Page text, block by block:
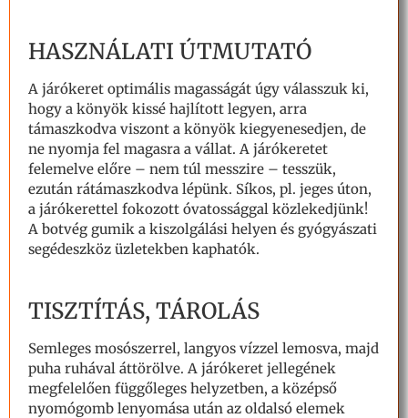
HASZNÁLATI ÚTMUTATÓ
A járókeret optimális magasságát úgy válasszuk ki,
hogy a könyök kissé hajlított legyen, arra
támaszkodva viszont a könyök kiegyenesedjen, de
ne nyomja fel magasra a vállat. A járókeretet
felemelve előre – nem túl messzire – tesszük,
ezután rátámaszkodva lépünk. Síkos, pl. jeges úton,
a járókerettel fokozott óvatossággal közlekedjünk!
A botvég gumik a kiszolgálási helyen és gyógyászati
segédeszköz üzletekben kaphatók.
TISZTÍTÁS, TÁROLÁS
Semleges mosószerrel, langyos vízzel lemosva, majd
puha ruhával áttörölve. A járókeret jellegének
megfelelően függőleges helyzetben, a középső
nyomógomb lenyomása után az oldalsó elemek